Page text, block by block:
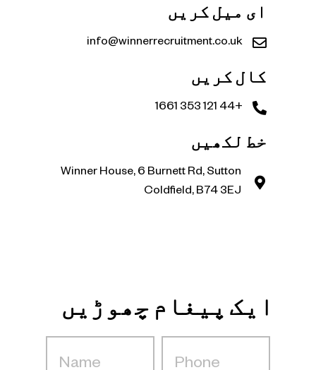
ای میل کریں
info@winnerrecruitment.co.uk
کال کریں
+44 121 353 1661
خط لکھیں
Winner House, 6 Burnett Rd, Sutton
Coldfield, B74 3EJ
ایک پیغام چھوڑیں